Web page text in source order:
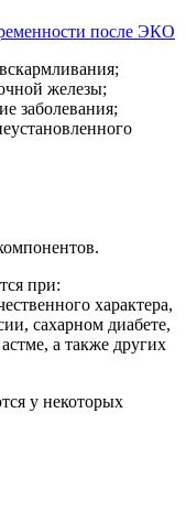
после ЭКО
железы;
заболевания;
при:
характера,
сахарном диабете,
а также других
у некоторых